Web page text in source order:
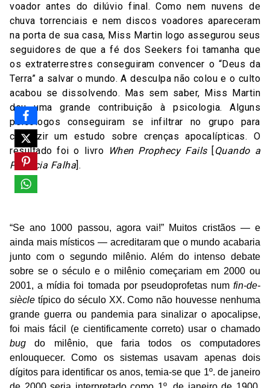
voador antes do dilúvio final. Como nem nuvens de
chuva torrenciais e nem discos voadores apareceram
na porta de sua casa, Miss Martin logo assegurou seus
seguidores de que a fé dos Seekers foi tamanha que
os extraterrestres conseguiram convencer o “Deus da
Terra” a salvar o mundo. A desculpa não colou e o culto
acabou se dissolvendo. Mas sem saber, Miss Martin
deu uma grande contribuição à psicologia. Alguns
psicólogos conseguiram se infiltrar no grupo para
conduzir um estudo sobre crenças apocalípticas. O
resultado foi o livro When Prophecy Fails [Quando a
Profecia Falha].
[2-D] 2000
“Se ano 1000 passou, agora vai!” Muitos cristãos — e
ainda mais místicos — acreditaram que o mundo acabaria
junto com o segundo milênio. Além do intenso debate
sobre se o século e o milênio começariam em 2000 ou
2001, a mídia foi tomada por pseudoprofetas num fin-de-
siècle típico do século XX. Como não houvesse nenhuma
grande guerra ou pandemia para sinalizar o apocalipse,
foi mais fácil (e cientificamente correto) usar o chamado
bugdo milênio, que faria todos os computadores
enlouquecer. Como os sistemas usavam apenas dois
dígitos para identificar os anos, temia-se que 1º. de janeiro